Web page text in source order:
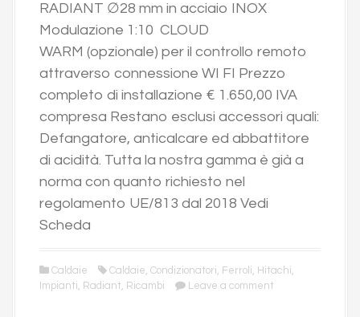
RADIANT ∅28 mm in acciaio INOX
Modulazione 1:10 CLOUD
WARM (opzionale) per il controllo remoto
attraverso connessione WI FI Prezzo
completo di installazione € 1.650,00 IVA
compresa Restano esclusi accessori quali:
Defangatore, anticalcare ed abbattitore
di acidità. Tutta la nostra gamma è già a
norma con quanto richiesto nel
regolamento UE/813 dal 2018 Vedi
Scheda
Caldaie Caldaie, Condizionatori, Ferroli, Hitachi,
Impianti, Radiant, Ricambi Leave a comment